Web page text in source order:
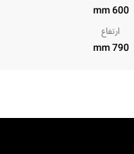
600 mm
ارتفاع
790 mm